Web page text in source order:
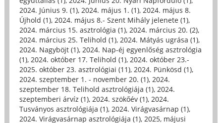
2024. Június 9. (1), 2024. május 1. (1), 2024. május 8.
Újhold (1), 2024. május 8.- Szent Mihály jelenete (1),
2024. március 15. asztrológia (1), 2024. március 20. (2),
2024. március 25. Telihold (1), 2024. Mátyás ugrása (1),
2024. Nagyböjt (1), 2024. Nap-éj egyenlőség asztrológia
(1), 2024. október 17. Telihold (1), 2024. október 23.-
2025. október 23. asztrológiai (11), 2024. Pünkösd (1),
2024. szeptember 1. - november 20. (1), 2024.
szeptember 18. Telihold asztrológiája (1), 2024.
szeptemberi árvíz (1), 2024. szökőév (1), 2024.
Tusványos asztrológiája (1), 2024. Virágvasárnap (1),
2024. Virágvasárnap asztrológiája (1), 2025, májusi